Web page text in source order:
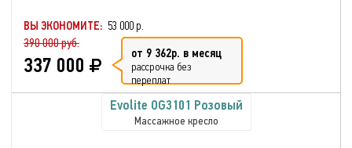
ВЫ ЭКОНОМИТЕ: 53 000 р.
390 000 руб.
337 000 от 9 362р. в месяц
рассрочка без
переплат
Evolite OG3101 Розовый
Массажное кресло